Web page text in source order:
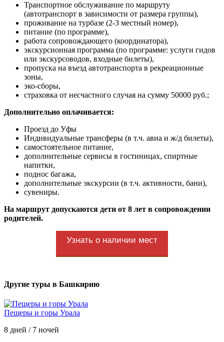
Транспортное обслуживание по маршруту
(автотранспорт в зависимости от размера группы),
проживание на турбазе (2-3 местный номер),
питание (по программе),
работа сопровождающего (координатора),
экскурсионная программа (по программе: услуги гидов
или экскурсоводов, входные билеты),
пропуска на въезд автотранспорта в рекреационные
зоны,
эко-сборы,
страховка от несчастного случая на сумму 50000 руб.;
Дополнительно оплачивается:
Проезд до Уфы
Индивидуальные трансферы (в т.ч. авиа и ж/д билеты),
самостоятельное питание,
дополнительные сервисы в гостиницах, спиртные
напитки,
поднос багажа,
дополнительные экскурсии (в т.ч. активности, бани),
сувениры.
На маршрут допускаются дети от 8 лет в сопровождении
родителей.
Узнать о наличии мест
Другие туры в Башкирию
Пещеры и горы Урала
8 дней / 7 ночей